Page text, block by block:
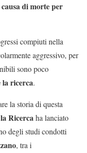
di morte per
compiuti nella
aggressivo, per
sono poco
la ricerca.
la storia di questa
Ricercaha lanciato
degli studi condotti
, tra i